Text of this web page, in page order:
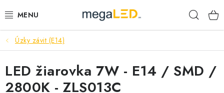
na
PRIEMYSEL
SVIETIDLÁ
Úzky závit (E14)
LED žiarovka 7W - E14 / SMD /
2800K - ZLS013C